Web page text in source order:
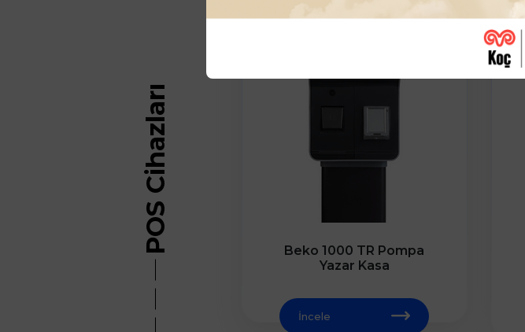
POS Cihazları
Beko 1000 TR Pompa
Yazar Kasa
İncele